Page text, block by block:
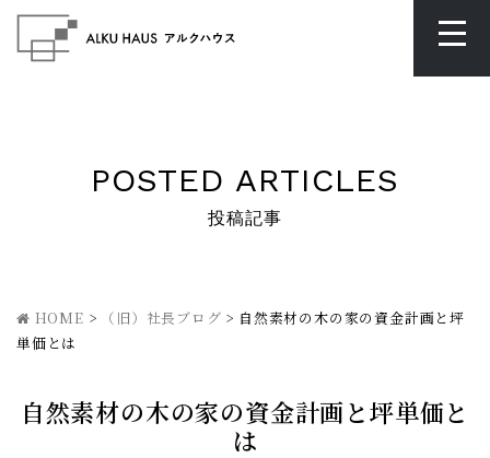
POSTED ARTICLES
投稿記事
HOME > （旧）社長ブログ > 自然素材の木の家の資金計画と坪
単価とは
自然素材の木の家の資金計画と坪単価と
は